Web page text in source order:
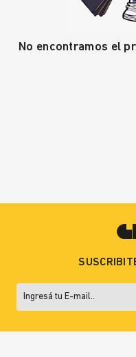
No encontramos el